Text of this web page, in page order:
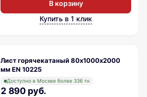
В корзину
Купить в 1 клик
Лист горячекатаный 80х1000х2000
мм EN 10225
Доступно в Москве более 336 тн
2 890 руб.